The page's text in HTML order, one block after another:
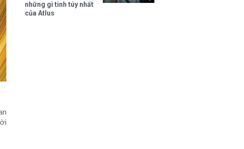
những gì tinh túy nhất
của Atlus